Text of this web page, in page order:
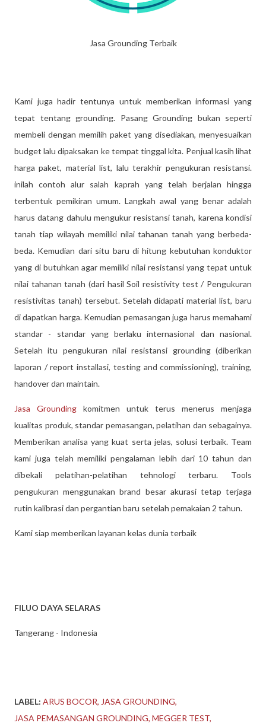
Jasa Grounding Terbaik
Kami juga hadir tentunya untuk memberikan informasi yang
tepat tentang grounding. Pasang Grounding bukan seperti
membeli dengan memilih paket yang disediakan, menyesuaikan
budget lalu dipaksakan ke tempat tinggal kita. Penjual kasih lihat
harga paket, material list, lalu terakhir pengukuran resistansi.
inilah contoh alur salah kaprah yang telah berjalan hingga
terbentuk pemikiran umum. Langkah awal yang benar adalah
harus datang dahulu mengukur resistansi tanah, karena kondisi
tanah tiap wilayah memiliki nilai tahanan tanah yang berbeda-
beda. Kemudian dari situ baru di hitung kebutuhan konduktor
yang di butuhkan agar memiliki nilai resistansi yang tepat untuk
nilai tahanan tanah (dari hasil Soil resistivity test / Pengukuran
resistivitas tanah) tersebut. Setelah didapati material list, baru
di dapatkan harga. Kemudian pemasangan juga harus memahami
standar - standar yang berlaku internasional dan nasional.
Setelah itu pengukuran nilai resistansi grounding (diberikan
laporan / report installasi, testing and commissioning), training,
handover dan maintain.
Jasa Grounding komitmen untuk terus menerus menjaga
kualitas produk, standar pemasangan, pelatihan dan sebagainya.
Memberikan analisa yang kuat serta jelas, solusi terbaik. Team
kami juga telah memiliki pengalaman lebih dari 10 tahun dan
dibekali pelatihan-pelatihan tehnologi terbaru. Tools
pengukuran menggunakan brand besar akurasi tetap terjaga
rutin kalibrasi dan pergantian baru setelah pemakaian 2 tahun.
Kami siap memberikan layanan kelas dunia terbaik
FILUO DAYA SELARAS
Tangerang - Indonesia
LABEL: ARUS BOCOR JASA GROUNDING
JASA PEMASANGAN GROUNDING MEGGER TEST